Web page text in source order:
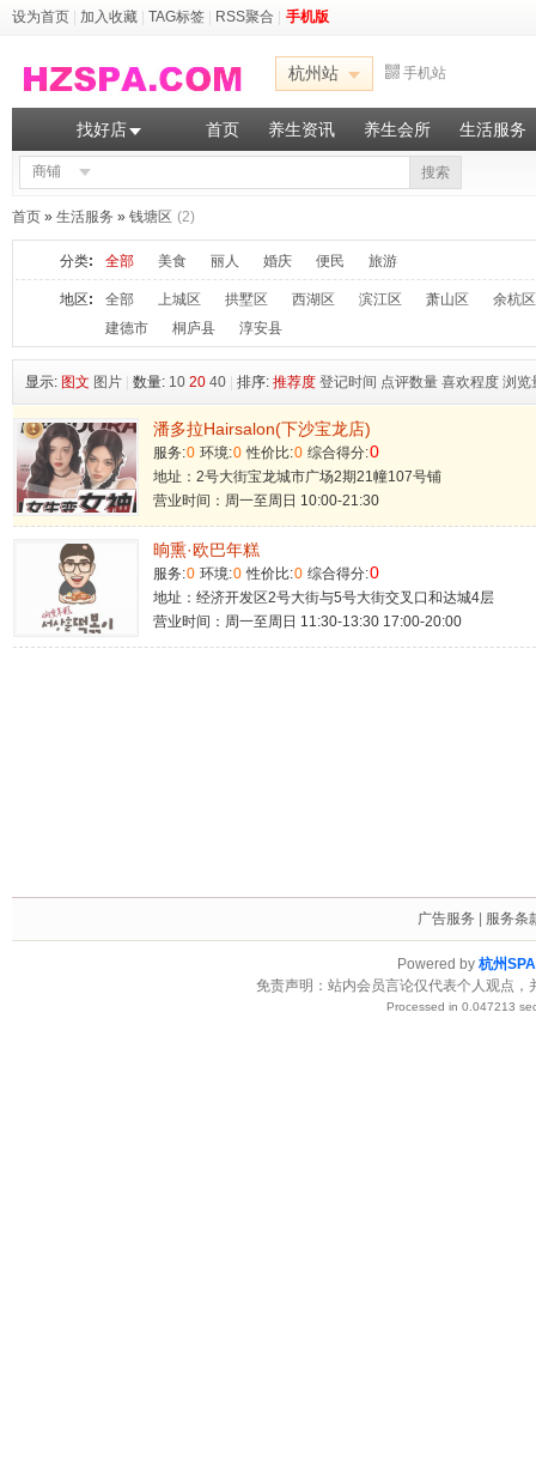
设为首页 加入收藏 TAG标签 RSS聚合 手机版
杭州站 手机站
找好店 首页 养生资讯 养生会所 生活服务
商铺 搜索
首页 » 生活服务 » 钱塘区 (2)
分类: 全部 美食 丽人 婚庆 便民 旅游
地区: 全部 上城区 拱墅区 西湖区 滨江区 萧山区
余杭区
建德市
桐庐县 淳安县
显示: 图文 图片 数量: 10 20 40 排序: 推荐度 登记时间 点评数量 喜欢程度 浏览
潘多拉Hairsalon(下沙宝龙店)
服务:0 环境:0 性价比:0 综合得分:0
地址：2号大街宝龙城市广场2期21幢107号铺
营业时间：周一至周日 10:00-21:30
晌熏·欧巴年糕
服务:0 环境:0 性价比:0 综合得分:0
地址：经济开发区2号大街与5号大街交叉口和达城4层
营业时间：周一至周日 11:30-13:30 17:00-20:00
广告服务 服务条
Powered by 杭州
免责声明：站内会员言论仅代表个人观点
Processed in 0.047213